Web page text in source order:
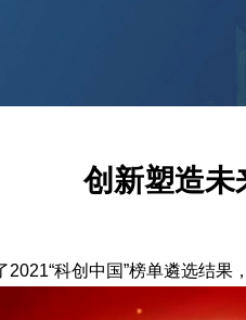
创新塑造未
科创中国”榜单遴选结果，